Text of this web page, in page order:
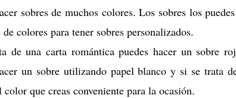
sobres de muchos colores. Los sobres los
colores para tener sobres personalizados.
de una carta romántica puedes hacer un sobre
un sobre utilizando papel blanco y si se trata
que creas conveniente para la ocasión.